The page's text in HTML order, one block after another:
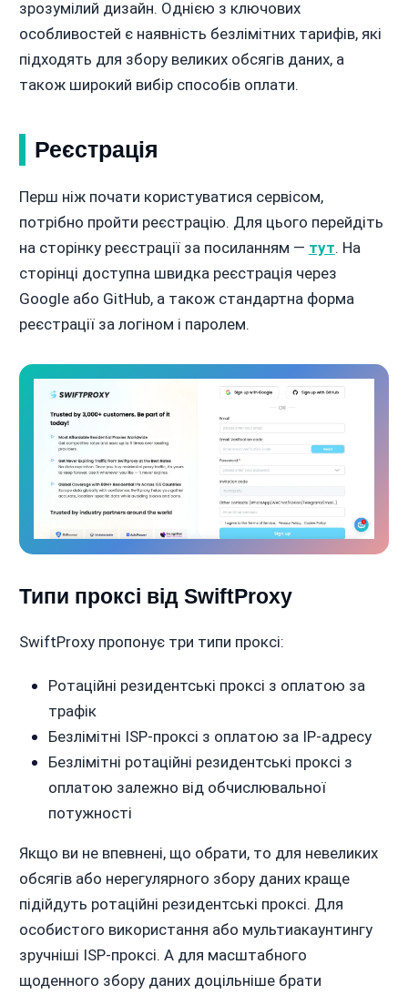
зрозумілий дизайн. Однією з ключових
особливостей є наявність безлімітних тарифів, які
підходять для збору великих обсягів даних, а
також широкий вибір способів оплати.
Реєстрація
Перш ніж почати користуватися сервісом,
потрібно пройти реєстрацію. Для цього перейдіть
на сторінку реєстрації за посиланням — тут. На
сторінці доступна швидка реєстрація через
Google або GitHub, а також стандартна форма
реєстрації за логіном і паролем.
Типи проксі від SwiftProxy
SwiftProxy пропонує три типи проксі:
Ротаційні резидентські проксі з оплатою за
трафік
Безлімітні ISP-проксі з оплатою за IP-адресу
Безлімітні ротаційні резидентські проксі з
оплатою залежно від обчислювальної
потужності
Якщо ви не впевнені, що обрати, то для невеликих
обсягів або нерегулярного збору даних краще
підійдуть ротаційні резидентські проксі. Для
особистого використання або мультиакаунтингу
зручніші ISP-проксі. А для масштабного
щоденного збору даних доцільніше брати